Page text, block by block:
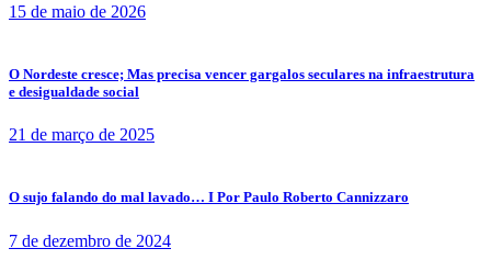
15 de maio de 2026
O Nordeste cresce; Mas precisa vencer gargalos seculares na infraestrutura
e desigualdade social
21 de março de 2025
O sujo falando do mal lavado… I Por Paulo Roberto Cannizzaro
7 de dezembro de 2024